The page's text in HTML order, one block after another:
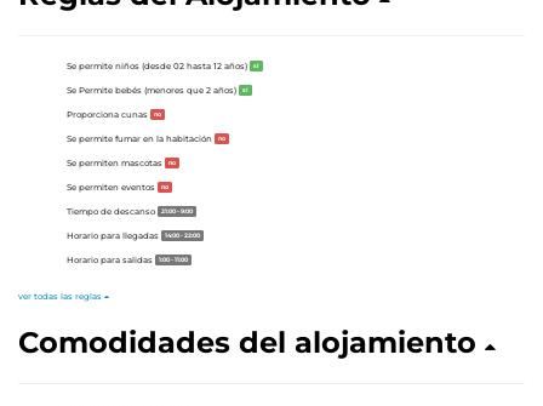
Se permite niños (desde 02 hasta 12 años) sí
Se Permite bebés (menores que 2 años) sí
Proporciona cunas no
Se permite fumar en la habitación no
Se permiten mascotas no
Se permiten eventos no
Tiempo de descanso 21:00 - 9:00
Horario para llegadas 14:00 - 22:00
Horario para salidas 1:00 - 11:00
ver todas las reglas
Comodidades del alojamiento